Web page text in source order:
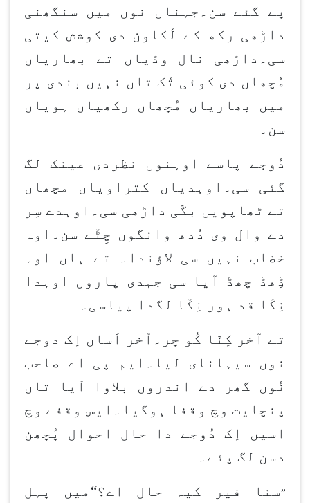
پے گئے سن۔جہناں نوں میں سنگھنی
داڑھی رکھ کے لُکاون دی کوشش کیتی
سی۔داڑھی نال وڈیاں تے بھاریاں
مُچھاں دی کوئی تُک تاں نہیں بندی پر
میں بھاریاں مُچھاں رکھیاں ہویاں
سن۔
دُوجے پاسے اوہنوں نظردی عینک لگ
گئی سی۔اوہدیاں کتراویاں مچھاں
تے ٹھاپویں بگّی داڑھی سی۔اوہدے سِر
دے وال وی دُدھ وانگوں چِٹّے سن۔اوہ
خضاب نہیں سی لاؤندا۔ تے ہاں اوہ
ڈِھڈ چھڈ آیا سی جہدی پاروں اوہدا
نِکّا قد ہور نِکّا لگدا پیاسی۔
تے آخر کِنّا کُو چر۔آخر اَساں اِک دوجے
نوں سیہانای لیا۔ایم پی اے صاحب
نُوں گھر دے اندروں بلاوا آیا تاں
پنچایت وچ وقفا ہوگیا۔ایس وقفے وچ
اسیں اِک دُوجے دا حال احوال پُچھن
دسن لگ پئے۔
”سنا فیر کیہ حال اے؟“میں پہل